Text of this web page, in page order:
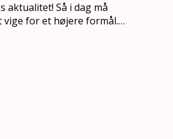
aktualitet! Så i dag må
for et højere formål.…